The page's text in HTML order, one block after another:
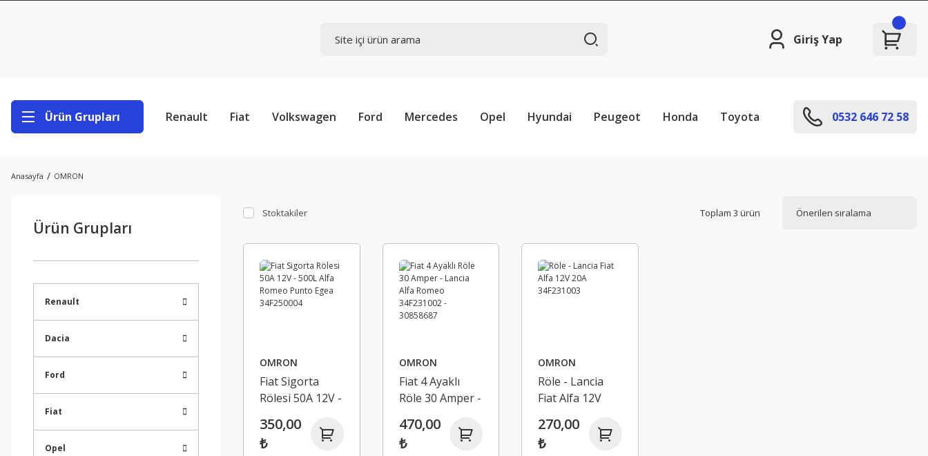
Giriş Yap
Ürün Grupları Renault Fiat Volkswagen Ford Mercedes Opel Hyundai Peugeot Honda Toyota 0532 646 72 58
Anasayfa OMRON
Ürün Grupları
Renault
Dacia
Ford
Fiat
Opel
Stoktakiler Toplam 3 ürün
OMRON
Fiat Sigorta
Rölesi 50A 12V -
Romeo Punto
Egea 34F250004
350,00
₺
OMRON
Fiat 4 Ayaklı
Röle 30 Amper -
Romeo
34F231002 -
470,00
₺
OMRON
Röle - Lancia
Fiat Alfa 12V
270,00
₺